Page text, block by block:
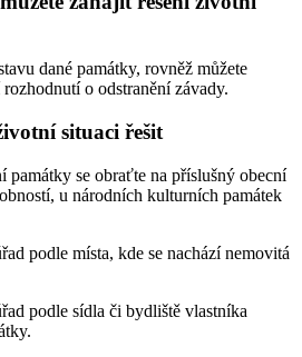
dané památky, rovněž můžete
o odstranění závady.
situaci řešit
se obraťte na příslušný obecní
u národních kulturních památek
podle místa, kde se nachází nemovitá
podle sídla či bydliště vlastníka